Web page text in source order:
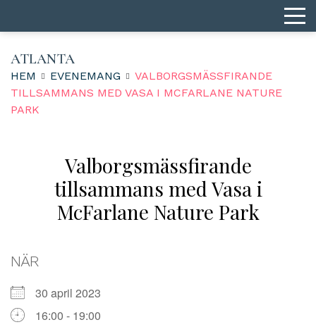
ATLANTA
HEM EVENEMANG
VALBORGSMÄSSFIRANDE
TILLSAMMANS MED VASA I MCFARLANE NATURE
PARK
Valborgsmässfirande
tillsammans med Vasa i
McFarlane Nature Park
NÄR
30 april 2023
16:00 - 19:00